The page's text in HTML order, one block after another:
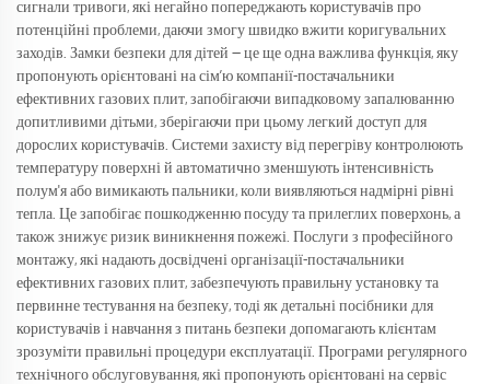
сигнали тривоги, які негайно попереджають користувачів про
потенційні проблеми, даючи змогу швидко вжити коригувальних
заходів. Замки безпеки для дітей — це ще одна важлива функція, яку
пропонують орієнтовані на сім’ю компанії-постачальники
ефективних газових плит, запобігаючи випадковому запалюванню
допитливими дітьми, зберігаючи при цьому легкий доступ для
дорослих користувачів. Системи захисту від перегріву контролюють
температуру поверхні й автоматично зменшують інтенсивність
полум'я або вимикають пальники, коли виявляються надмірні рівні
тепла. Це запобігає пошкодженню посуду та прилеглих поверхонь, а
також знижує ризик виникнення пожежі. Послуги з професійного
монтажу, які надають досвідчені організації-постачальники
ефективних газових плит, забезпечують правильну установку та
первинне тестування на безпеку, тоді як детальні посібники для
користувачів і навчання з питань безпеки допомагають клієнтам
зрозуміти правильні процедури експлуатації. Програми регулярного
технічного обслуговування, які пропонують орієнтовані на сервіс